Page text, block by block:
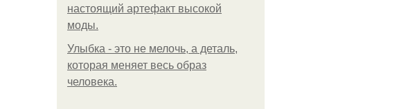
настоящий артефакт высокой
моды.
Улыбка - это не мелочь, а деталь,
которая меняет весь образ
человека.